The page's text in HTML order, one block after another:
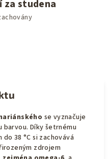
za studena
se vyznačuje
Díky šetrnému
38 °C si zachovává
zdrojem